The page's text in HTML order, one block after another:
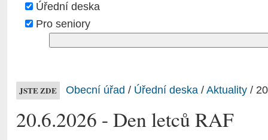
Úřední deska
Pro seniory
JSTE ZDE Obecní úřad / Úřední deska / Aktuality /
20.6.2026 - Den letců RAF